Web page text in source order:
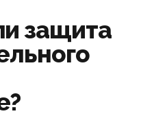
защита